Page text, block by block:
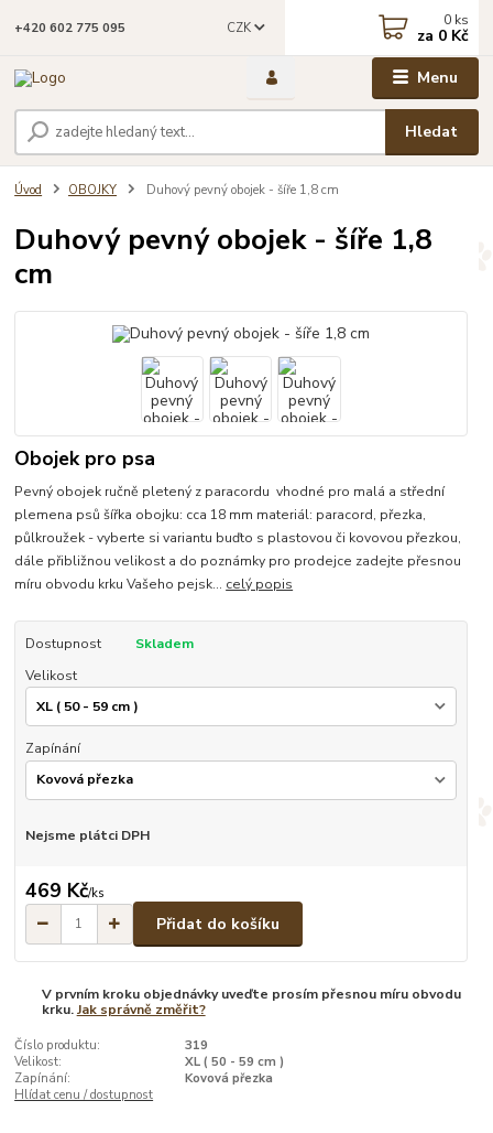
Menu
CZK
Hledat
+420 602 775 095 0 ks
za 0 Kč
Úvod OBOJKY Duhový pevný obojek - šíře 1,8 cm
Duhový pevný obojek - šíře 1,8
cm
Obojek pro psa
Pevný obojek ručně pletený z paracordu vhodné pro malá a střední
plemena psů šířka obojku: cca 18 mm materiál: paracord, přezka,
půlkroužek - vyberte si variantu buďto s plastovou či kovovou přezkou,
dále přibližnou velikost a do poznámky pro prodejce zadejte přesnou
míru obvodu krku Vašeho pejsk... celý popis
Dostupnost
Skladem
Velikost
Zapínání
Nejsme plátci DPH
469 Kč/ks
Přidat do košíku
V prvním kroku objednávky uveďte prosím přesnou míru obvodu
krku.Jak správně změřit?
Číslo produktu:
319
Velikost:
XL ( 50 - 59 cm )
Zapínání:
Kovová přezka
Hlídat cenu / dostupnost